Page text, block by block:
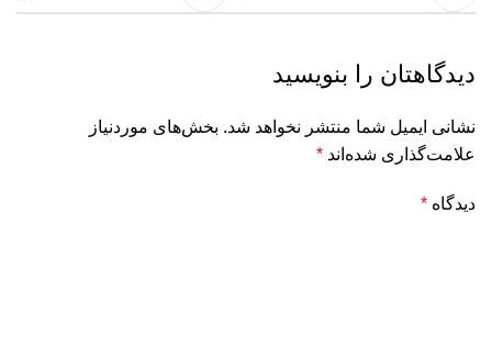
دیدگاهتان را بنویسید
نشانی ایمیل شما منتشر نخواهد شد. بخش‌های موردنیاز
علامت‌گذاری شده‌اند *
دیدگاه *